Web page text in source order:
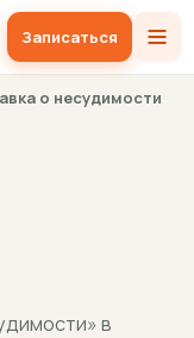
Записаться
о несудимости
в